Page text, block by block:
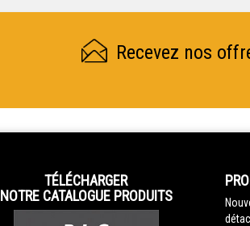
Recevez nos
TÉLÉCHARGER
NOTRE CATALOGUE PRODUITS